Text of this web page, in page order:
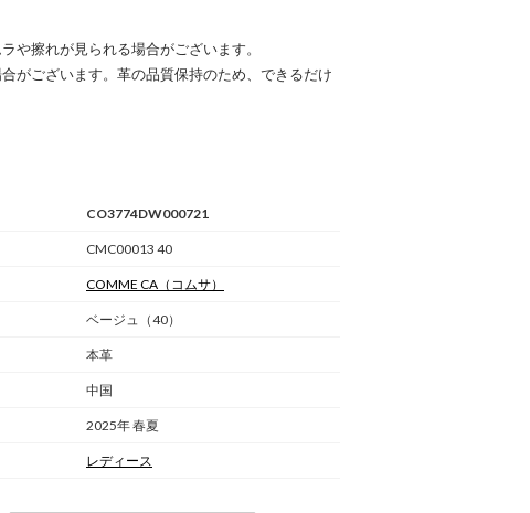
や擦れが見られる場合がございます。
がございます。革の品質保持のため、できるだけ
CO3774DW000721
CMC00013 40
COMME CA （コムサ）
ベージュ（40）
本革
中国
2025年 春夏
レディース